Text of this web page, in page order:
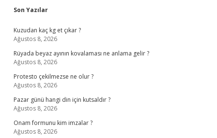
Sidebar
Son Yazılar
Kuzudan kaç kg et çıkar ?
Ağustos 8, 2026
Rüyada beyaz ayının kovalaması ne anlama gelir ?
Ağustos 8, 2026
Protesto çekilmezse ne olur ?
Ağustos 8, 2026
Pazar günü hangi din için kutsaldır ?
Ağustos 8, 2026
Onam formunu kim imzalar ?
Ağustos 8, 2026